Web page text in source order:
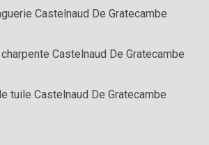
Castelnaud De Gratecambe
Castelnaud De Gratecambe
tuile Castelnaud De Gratecambe